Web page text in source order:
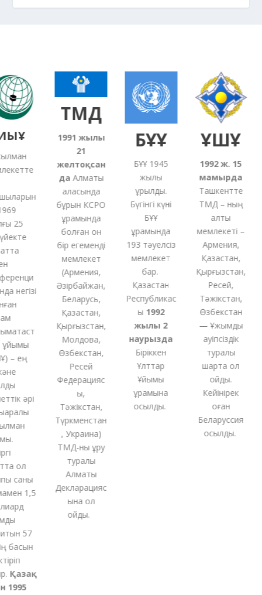
25
негізі
ең
әрі
ол
саны
1,5
57
басын
Қазақ
ТМД
1991жылғы
21
желтоқсан
даАлматы
қаласында
бұрын КСРО
құрамында
болғанон
бір егеменді
мемлекет
Армения,
Әзірбайжан,
Беларусь,
Қазақстан,
Қырғызстан,
Молдова,
Өзбекстан,
Ресей
Федерацияс
ы,
Тәжікстан,
Түркменстан
Украина)
ТМД-нықұру
туралы
Алматы
Декларацияс
ына қол
қойды.
БҰҰ
БҰҰ 1945
жылы
құрылды.
Бүгінгі күні
БҰҰ
құрамында
193 тәуелсіз
мемлекет
бар.
Қазақстан
Республикас
ы1992
жылы 2
наурызда
Біріккен
Ұлттар
Ұйымы
құрамына
қосылды.
ҰҚШҰ
1992 ж. 15
мамырда
Ташкентте
ТМД – ның
алты
мемлекеті –
Армения,
Қазақстан,
Қырғызстан,
Ресей,
Тәжікстан,
Өзбекстан
— Ұжымдық
қауіпсіздік
туралы
шартқа қол
қойды.
Кейінірек
оған
Беларуссия
қосылды.